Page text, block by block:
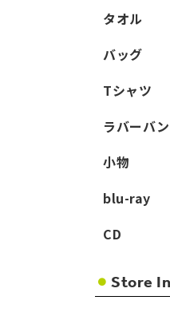
タオル
バッグ
Tシャツ
ラバーバ
小物
blu-ray
CD
Store